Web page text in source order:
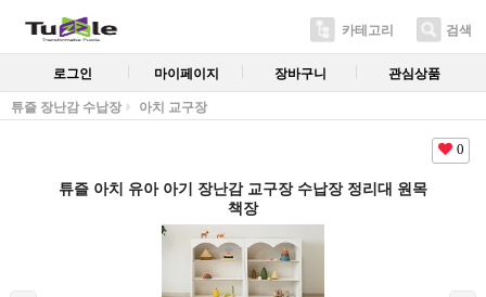
카테고리 검색
로그인 마이페이지 장바구니 관심상품
튜즐 장난감 수납장 아치 교구장
0
튜즐 아치 유아 아기 장난감 교구장 수납장 정리대 원목
책장